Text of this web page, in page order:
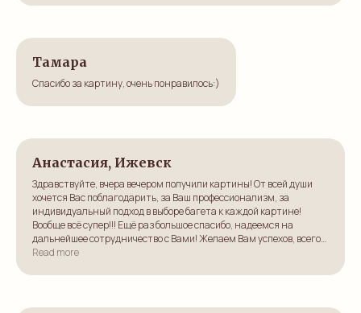
Тамара
Спасибо за картину, очень понравилось:)
Анастасия, Ижевск
Здравствуйте, вчера вечером получили картины! От всей души
хочется Вас поблагодарить, за Ваш профессионализм, за
индивидуальный подход в выборе багета к каждой картине!
Вообще всё супер!!! Ещё раз большое спасибо, надеемся на
дальнейшее сотрудничество с Вами! Желаем Вам успехов, всего
самого наилучшего!
Read more